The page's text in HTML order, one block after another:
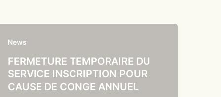
News
FERMETURE TEMPORAIRE DU
SERVICE INSCRIPTION POUR
CAUSE DE CONGE ANNUEL